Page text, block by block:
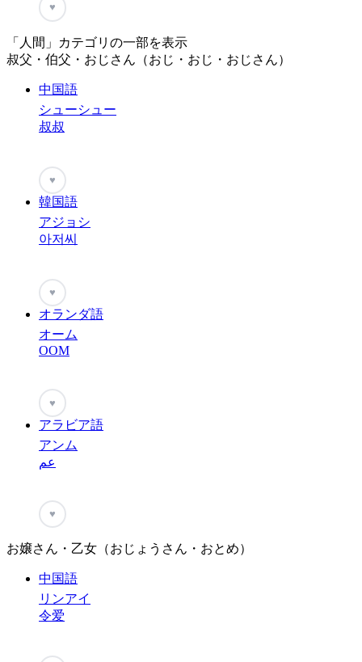
♥
「人間」カテゴリの一部を表示
叔父・伯父・おじさん（おじ・おじ・おじさん）
中国語
シューシュー
叔叔
♥
韓国語
アジョシ
아저씨
♥
オランダ語
オーム
OOM
♥
アラビア語
アンム
عم
♥
お嬢さん・乙女（おじょうさん・おとめ）
中国語
リンアイ
令爱